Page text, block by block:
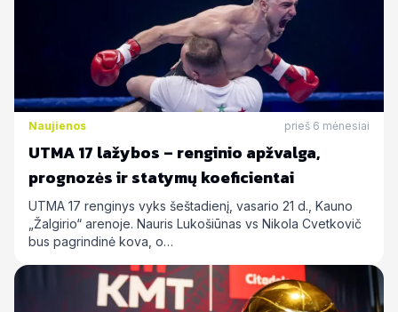
Naujienos prieš 6 mėnesiai
UTMA 17 lažybos – renginio apžvalga,
prognozės ir statymų koeficientai
UTMA 17 renginys vyks šeštadienį, vasario 21 d., Kauno
„Žalgirio“ arenoje. Nauris Lukošiūnas vs Nikola Cvetkovič
bus pagrindinė kova, o…